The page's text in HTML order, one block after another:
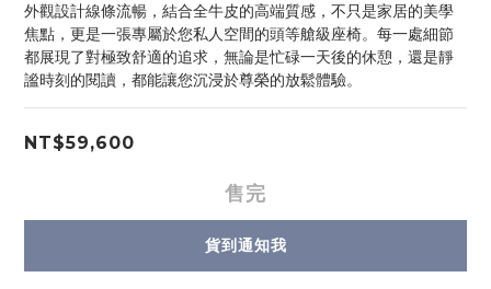
外觀設計線條流暢，結合全牛皮的高端質感，不只是家居的美學
焦點，更是一張專屬於您私人空間的頭等艙級座椅。每一處細節
都展現了對極致舒適的追求，無論是忙碌一天後的休憩，還是靜
謐時刻的閱讀，都能讓您沉浸於尊榮的放鬆體驗。
NT$59,600
售完
貨到通知我